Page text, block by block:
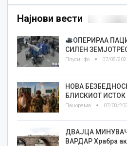
Најнови вести
ОПЕРИРАА
СИЛЕН
Плусинфо 07/08/
НОВА
БЛИСКИОТ ИСТОК
Панорама 07/08/
ДВАЈЦА
ВАРДАР Храбра